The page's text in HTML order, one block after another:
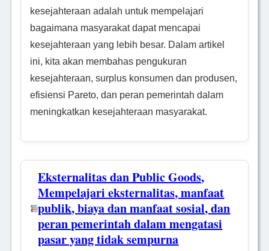
kesejahteraan adalah untuk mempelajari
bagaimana masyarakat dapat mencapai
kesejahteraan yang lebih besar. Dalam artikel
ini, kita akan membahas pengukuran
kesejahteraan, surplus konsumen dan produsen,
efisiensi Pareto, dan peran pemerintah dalam
meningkatkan kesejahteraan masyarakat.
Eksternalitas dan Public Goods,
Mempelajari eksternalitas, manfaat
publik, biaya dan manfaat sosial, dan
peran pemerintah dalam mengatasi
pasar yang tidak sempurna